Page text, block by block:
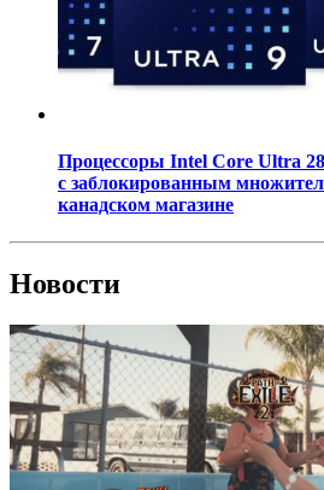
Процессоры Intel Core Ultra
с заблокированным
канадском магазине
Новости